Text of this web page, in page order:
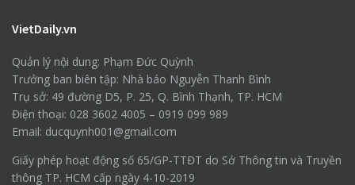
VietDaily.vn
Quản lý nội dung: Phạm Đức Quỳnh
Trưởng ban biên tập: Nhà báo Nguyễn Thanh Bình
Trụ sở: 49 đường D5, P. 25, Q. Bình Thạnh, TP. HCM
Điện thoại: 028 3602 4005 – 0919 099 989
Email: ducquynh001@gmail.com
Giấy phép hoạt động số 65/GP-TTĐT do Sở Thông tin và Truyền
thông TP. HCM cấp ngày 4-10-2019